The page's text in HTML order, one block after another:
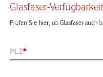
Glasfaser-
Prüfen Sie hier, ob Glasfaser auch
PLZ*